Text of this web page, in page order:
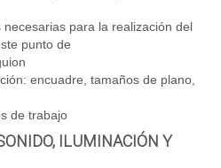
necesarias para la realización del
punto de
encuadre, tamaños de plano,
de trabajo
ILUMINACIÓN Y